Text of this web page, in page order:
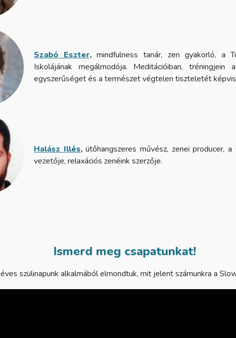
Szabó Eszter,mindfulness tanár, zen gyakorló, a
Iskolájának megálmodója. Meditációiban, tréningjein a
egyszerűséget és a természet végtelen tiszteletét
Halász Illés, ütőhangszeres művész, zenei producer,
vezetője, relaxációs zenéink szerzője.
Ismerd meg csapatunkat!
szülinapunk alkalmából elmondtuk, mit jelent számunkra a